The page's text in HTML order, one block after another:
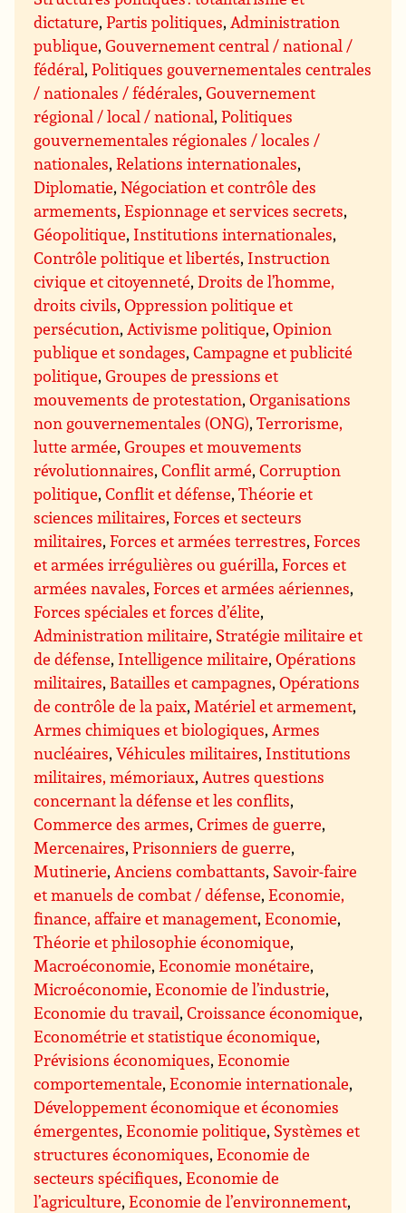
dictature,Partis politiques,Administration
publique,Gouvernement central / national /
fédéral,Politiques gouvernementales centrales
/ nationales / fédérales,Gouvernement
régional / local / national,Politiques
gouvernementales régionales / locales /
nationales,Relations internationales,
Diplomatie,Négociation et contrôle des
armements,Espionnage et services secrets,
Géopolitique, Institutions internationales,
Contrôle politique et libertés, Instruction
civique et citoyenneté,Droits de l’homme,
droits civils,Oppression politique et
persécution,Activisme politique,Opinion
publique et sondages,Campagne et publicité
politique,Groupes de pressions et
mouvements de protestation,Organisations
non gouvernementales (ONG),Terrorisme,
lutte armée,Groupes et mouvements
révolutionnaires,Conflit armé,Corruption
politique,Conflit et défense,Théorie et
sciences militaires,Forces et secteurs
militaires,Forces et armées terrestres,Forces
et armées irrégulières ou guérilla,Forces et
armées navales,Forces et armées aériennes,
Forces spéciales et forces d’élite,
Administration militaire, Stratégie militaire et
de défense, Intelligence militaire,Opérations
militaires, Batailles et campagnes,Opérations
de contrôle de la paix,Matériel et armement,
Armes chimiques et biologiques,Armes
nucléaires,Véhicules militaires, Institutions
militaires, mémoriaux,Autres questions
concernant la défense et les conflits,
Commerce des armes,Crimes de guerre,
Mercenaires,Prisonniers de guerre,
Mutinerie,Anciens combattants, Savoir-faire
et manuels de combat / défense,Economie,
finance, affaire et management,Economie,
Théorie et philosophie économique,
Macroéconomie,Economie monétaire,
Microéconomie,Economie de l’industrie,
Economie du travail,Croissance économique,
Econométrie et statistique économique,
Prévisions économiques,Economie
comportementale,Economie internationale,
Développement économique et économies
émergentes,Economie politique, Systèmes et
structures économiques,Economie de
secteurs spécifiques,Economie de
l’agriculture,Economie de l’environnement,